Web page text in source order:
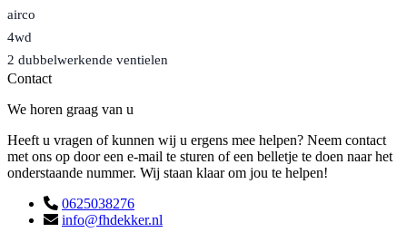
airco
4wd
2 dubbelwerkende ventielen
Contact
We horen graag van u
Heeft u vragen of kunnen wij u ergens mee helpen? Neem contact
met ons op door een e-mail te sturen of een belletje te doen naar het
onderstaande nummer. Wij staan klaar om jou te helpen!
0625038276
info@fhdekker.nl